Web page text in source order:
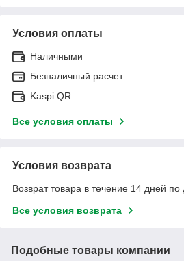
Условия оплаты
Наличными
Безналичный расчет
Kaspi QR
Все условия оплаты
Условия возврата
Возврат товара в течение 14 дней по
Все условия возврата
Подобные товары компании